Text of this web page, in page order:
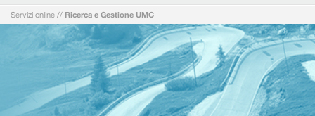
Servizi online // Ricerca e Gestione UMC